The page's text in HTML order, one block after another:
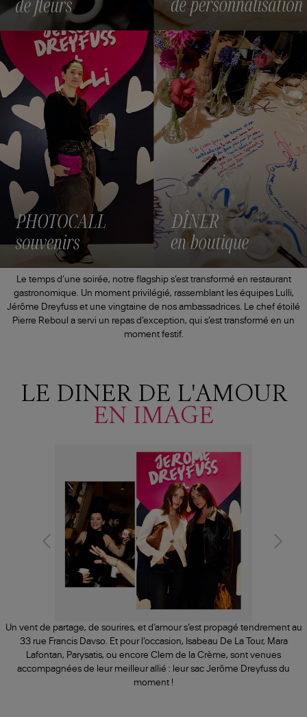
Le temps d’une soirée, notre flagship s’est transformé en restaurant
gastronomique. Un moment privilégié, rassemblant les équipes Lulli,
Jérôme Dreyfuss et une vingtaine de nos ambassadrices. Le chef étoilé
Pierre Reboul a servi un repas d’exception, qui s’est transformé en un
moment festif.
LE DINER DE L'AMOUR
EN IMAGE
Un vent de partage, de sourires, et d’amour s’est propagé tendrement au
33 rue Francis Davso. Et pour l’occasion, Isabeau De La Tour, Mara
Lafontan, Parysatis, ou encore Clem de la Crème, sont venues
accompagnées de leur meilleur allié : leur sac Jerôme Dreyfuss du
moment !